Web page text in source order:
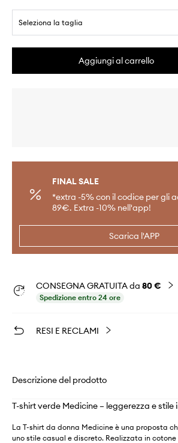
Seleziona la taglia
Aggiungi al carrello
FINAL SALE
*extra -5% con il codice per gli
89€. Extra -10% nell'app!
Scarica l'APP
CONSEGNA GRATUITA da 80 €
Spedizione entro 24 ore
RESI E RECLAMI
Descrizione del prodotto
T-shirt verde Medicine – leggerezza e stile
La T-shirt da donna Medicine è una proposta
uno stile casual e discreto. Realizzata in